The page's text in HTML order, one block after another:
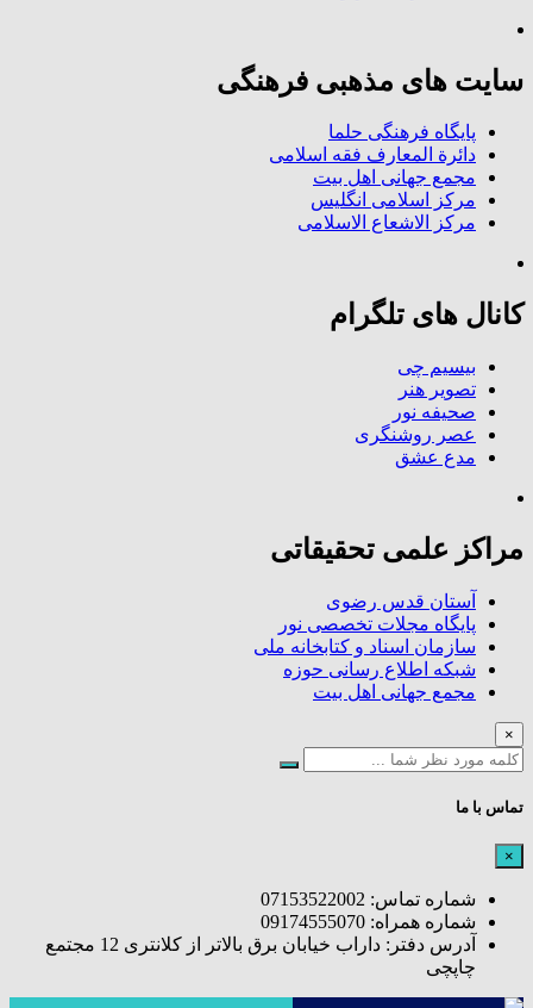
سایت های مذهبی فرهنگی
پایگاه فرهنگی حلما
دائرة المعارف فقه اسلامی
مجمع جهانی اهل بیت
مرکز اسلامی انگلیس
مرکز الاشعاع الاسلامی
کانال های تلگرام
بیسیم چی
تصویر هنر
صحیفه نور
عصر روشنگری
مدع عشق
مراکز علمی تحقیقاتی
آستان قدس رضوی
پایگاه مجلات تخصصی نور
سازمان اسناد و کتابخانه ملی
شبکه اطلاع رسانی حوزه
مجمع جهانی اهل بیت
×
تماس با ما
×
شماره تماس: 07153522002
شماره همراه: 09174555070
آدرس دفتر: داراب خیابان برق بالاتر از کلانتری 12 مجتمع
چاپچی